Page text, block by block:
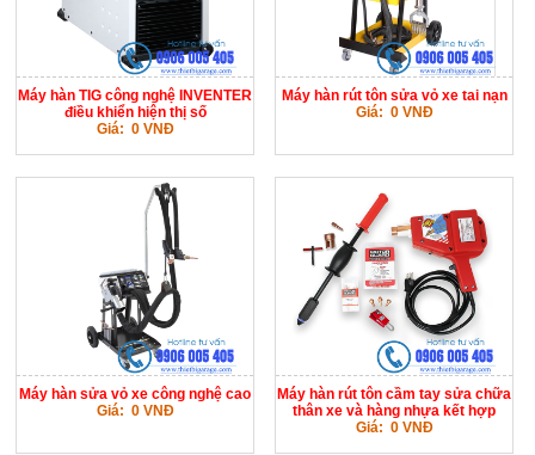
Máy hàn TIG công nghệ INVENTER
điều khiển hiện thị số
Giá: 0 VNĐ
Máy hàn rút tôn sửa vỏ xe tai nạn
Giá: 0 VNĐ
Máy hàn sửa vỏ xe công nghệ cao
Giá: 0 VNĐ
Máy hàn rút tôn cầm tay sửa chữa
thân xe và hàng nhựa kết hợp
Giá: 0 VNĐ